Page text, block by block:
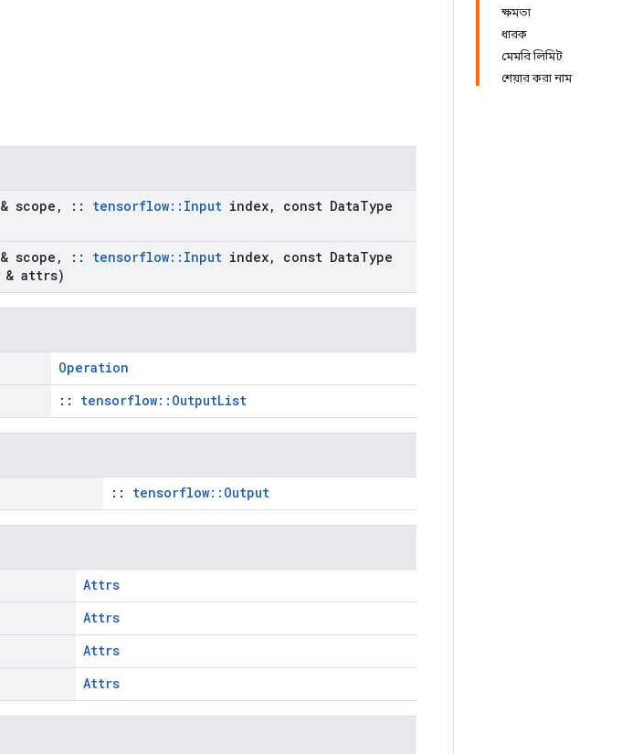
ক্ষমতা
ধারক
মেমরি লিমিট
শেয়ার করা নাম
& scope , :: tensorflow:: Input index, const DataType
& scope , :: tensorflow:: Input index, const DataType
& attrs)
Operation
:: tensorflow::OutputList
:: tensorflow::Output
Attrs
Attrs
Attrs
Attrs